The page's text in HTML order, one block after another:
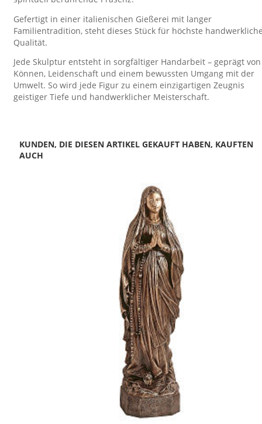
Gefertigt in einer italienischen Gießerei mit langer
Familientradition, steht dieses Stück für höchste
Qualität.
Jede Skulptur entsteht in sorgfältiger Handarbeit – geprägt von
Können, Leidenschaft und einem bewussten Umgang mit der
Umwelt. So wird jede Figur zu einem einzigartigen Zeugnis
geistiger Tiefe und handwerklicher Meisterschaft.
KUNDEN, DIE DIESEN ARTIKEL GEKAUFT HABEN, KAUFTEN
AUCH